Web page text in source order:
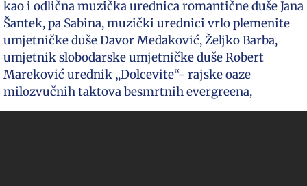
kao i odlična muzička urednica romantične duše Jana
Šantek, pa Sabina, muzički urednici vrlo plemenite
umjetničke duše Davor Medaković, Željko Barba,
umjetnik slobodarske umjetničke duše Robert
Mareković urednik „Dolcevite“- rajske oaze
milozvučnih taktova besmrtnih evergreena,